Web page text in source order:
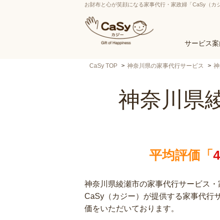
お財布と心が笑顔になる家事代行・家政婦「CaSy（カ
サービス
CaSy TOP 神奈川県の家事代行サービス
神奈川県
平均評価「
神奈川県綾瀬市の家事代行サービス
CaSy（カジー）が提供する家事代行
価をいただいております。